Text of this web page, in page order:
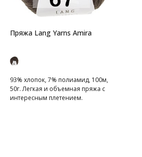
Пряжа Lang Yarns Amira
93% хлопок, 7% полиамид, 100м,
50г. Легкая и объемная пряжа с
интересным плетением.